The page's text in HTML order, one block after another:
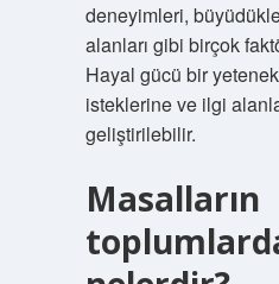
deneyimleri,
alanları gibi birçok
Hayal gücü bir
isteklerine ve ilgi
geliştirilebilir.
Masalların